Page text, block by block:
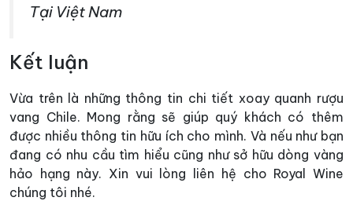
Tại Việt Nam
Kết luận
Vừa trên là những thông tin chi tiết xoay quanh rượu
vang Chile. Mong rằng sẽ giúp quý khách có thêm
được nhiều thông tin hữu ích cho mình. Và nếu như bạn
đang có nhu cầu tìm hiểu cũng như sở hữu dòng vàng
hảo hạng này. Xin vui lòng liên hệ cho Royal Wine
chúng tôi nhé.